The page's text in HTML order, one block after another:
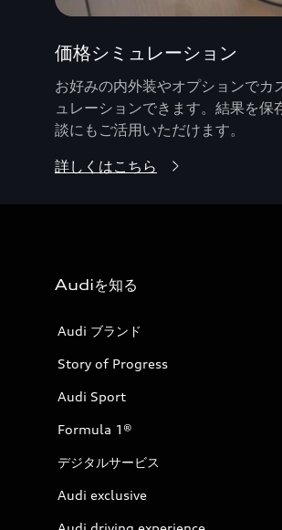
価格シミュレーション
お好みの内外装やオプションで
ュレーションできます。結果を
談にもご活用いただけます。
詳しくはこちら
Audiを知る
Audi ブランド
Story of Progress
Audi Sport
Formula 1®
デジタルサービス
Audi exclusive